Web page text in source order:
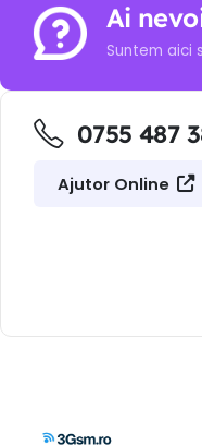
Ai
Suntem aici
0755 487
Ajutor Online